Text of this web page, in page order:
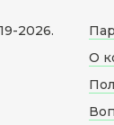
2026.
О